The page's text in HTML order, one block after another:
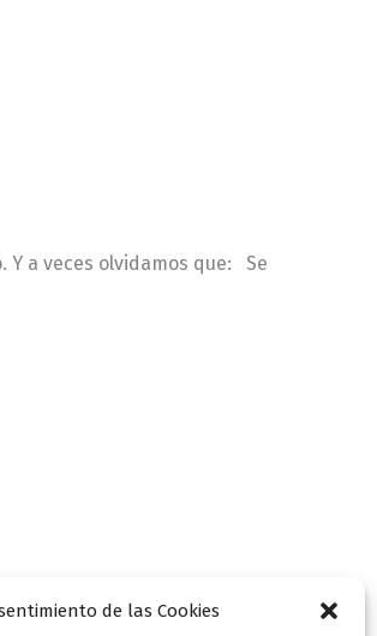
de las Cookies
Y a veces olvidamos que: Se